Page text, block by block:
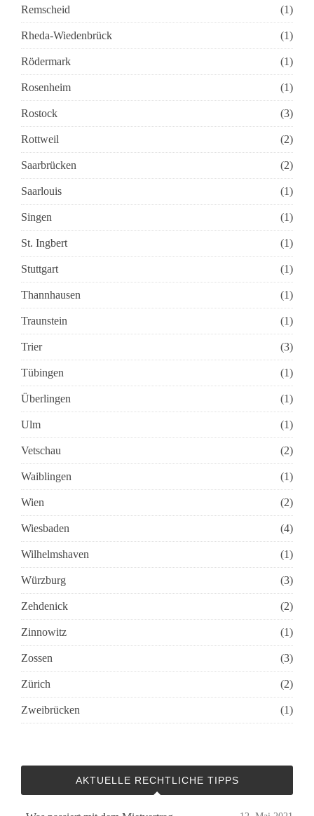
Remscheid (1)
Rheda-Wiedenbrück (1)
Rödermark (1)
Rosenheim (1)
Rostock (3)
Rottweil (2)
Saarbrücken (2)
Saarlouis (1)
Singen (1)
St. Ingbert (1)
Stuttgart (1)
Thannhausen (1)
Traunstein (1)
Trier (3)
Tübingen (1)
Überlingen (1)
Ulm (1)
Vetschau (2)
Waiblingen (1)
Wien (2)
Wiesbaden (4)
Wilhelmshaven (1)
Würzburg (3)
Zehdenick (2)
Zinnowitz (1)
Zossen (3)
Zürich (2)
Zweibrücken (1)
AKTUELLE RECHTLICHE TIPPS